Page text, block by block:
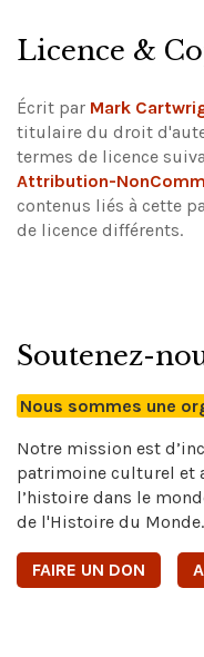
Licence &
Écrit par Mark
titulaire du droit
termes de licence
Attribution-
contenus liés à cette
de licence différents.
Soutenez-
Nous sommes une
Notre mission est
patrimoine culturel et
l’histoire dans le
de l'Histoire du
FAIRE UN DON